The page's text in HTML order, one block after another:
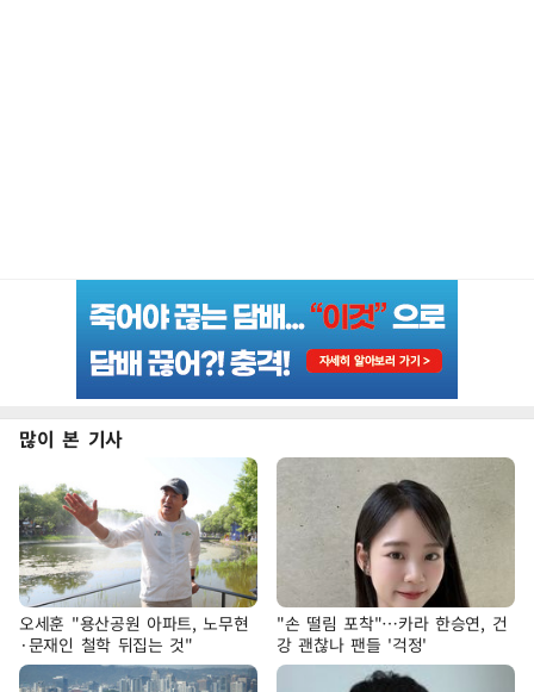
많이 본 기사
오세훈 "용산공원 아파트, 노무현
·문재인 철학 뒤집는 것"
"손 떨림 포착"…카라 한승연, 건
강 괜찮나 팬들 '걱정'